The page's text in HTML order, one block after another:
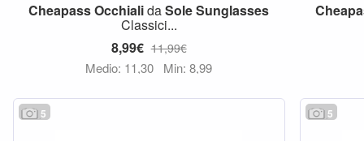
CheapassOcchialidaSoleSunglasses
Classici...
8,99€ 11,99€
Medio: 11,30 Min: 8,99
5 5